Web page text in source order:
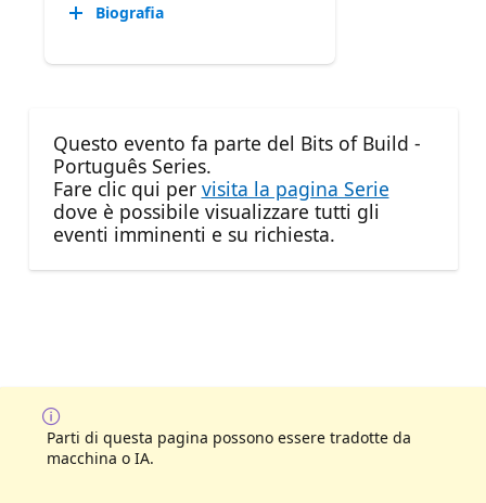
Biografia
Questo evento fa parte del Bits of Build -
Português Series.
Fare clic qui per visita la pagina Serie
dove è possibile visualizzare tutti gli
eventi imminenti e su richiesta.
Parti di questa pagina possono essere tradotte da
macchina o IA.